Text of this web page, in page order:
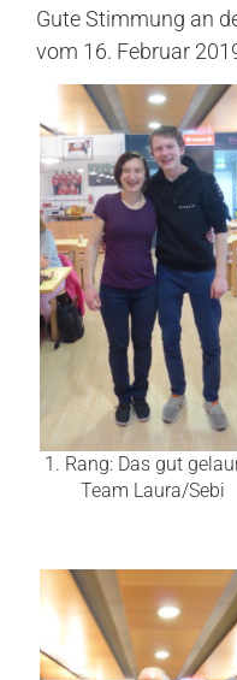
Gute Stimmung an
vom 16. Februar
1. Rang: Das gut
Team Laura/Sebi